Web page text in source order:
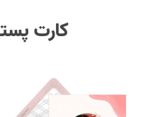
کارت